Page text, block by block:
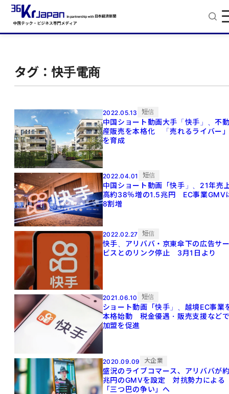
タグ：快手電商
2022.05.13 短信
中国ショート動画大手「快手」、不
産販売を本格化 「売れるライバー
を育成
2022.04.01 短信
中国ショート動画「快手」、21年売
高約38％増の1.5兆円 EC事業GMV
8割増
2022.02.27 短信
快手、アリババ・京東傘下の広告サ
ビスとのリンク停止 3月1日より
2021.06.10 短信
ショート動画「快手」、越境EC事業
本格始動 税金優遇・販売支援など
加盟を促進
2020.09.09 大企業
盛況のライブコマース、アリババが
兆円のGMVを設定 対抗勢力による
「三つ巴の争い」へ